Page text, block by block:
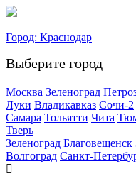
Город: Краснодар
Выберите город
Москва Зеленоград
Луки Владикавказ Сочи-2
Самара Тольятти Чита
Тверь
Зеленоград Благовещенск
Волгоград Санкт-